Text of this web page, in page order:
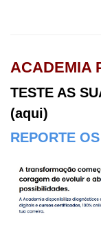
ACADEMIA
TESTE AS
(aqui)
REPORTE